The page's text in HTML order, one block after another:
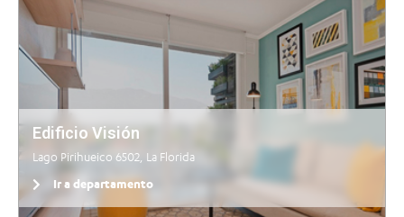
Edificio Visión
Lago Pirihueico 6502, La Florida
Ir a departamento